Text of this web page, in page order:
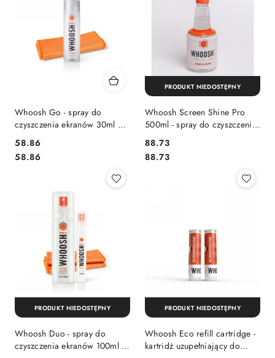
Whoosh Go - spray do
czyszczenia ekranów 30ml +
ściereczka z microfibry
Cena:
58.86
Cena:
58.86
Whoosh Screen Shine Pro
500ml - spray do czyszczenia
ekranów 500ml do
wielokrotnego uzupełniania
Cena:
88.73
Cena:
88.73
PRODUKT NIEDOSTĘPNY
Whoosh Duo - spray do
czyszczenia ekranów 100ml +
PRODUKT NIEDOSTĘPNY
Whoosh Eco refill cartridge -
kartridż uzupełniający do
PRODUKT NIEDOSTĘPNY